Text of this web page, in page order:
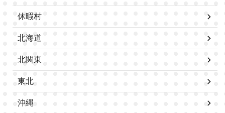
休暇村
北海道
北関東
東北
沖縄